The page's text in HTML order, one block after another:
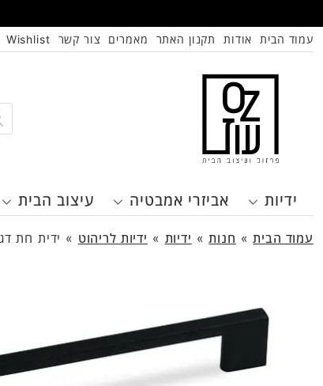
ידיות אביזרי אמבטיה עיצוב הבית
עמוד הבית אודות תקנון האתר מאמרים צור קשר Wishlist
עמוד הבית» חנות» ידיות » ידיות לריהוט » ידית חת דגם